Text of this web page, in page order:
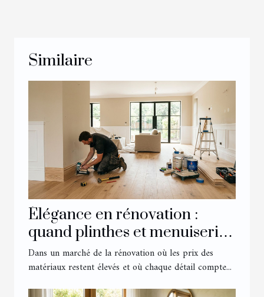
Similaire
Élégance en rénovation :
quand plinthes et menuiserie
transforment un intérieur
Dans un marché de la rénovation où les prix des
matériaux restent élevés et où chaque détail compte...